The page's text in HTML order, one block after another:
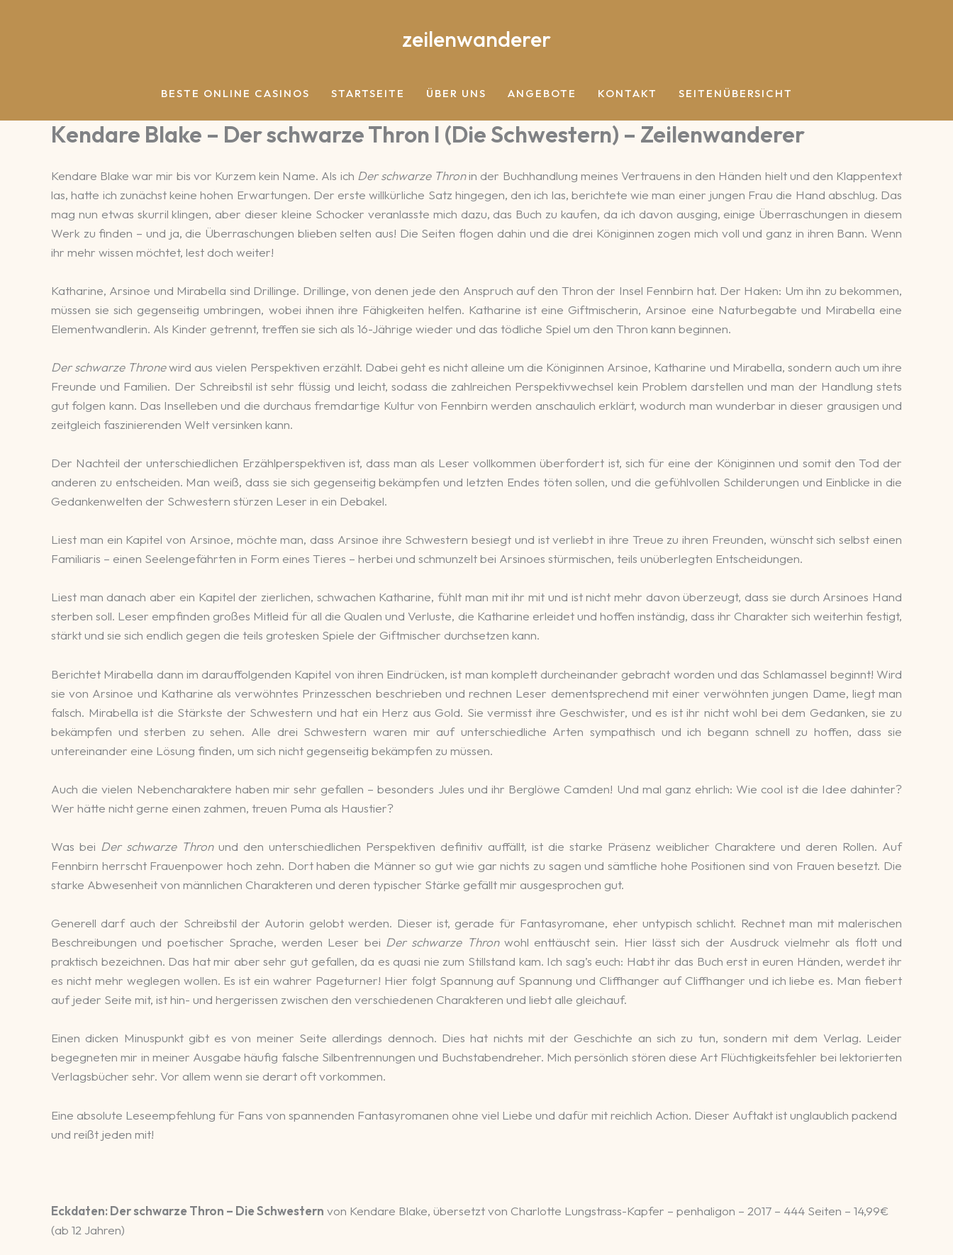
zeilenwanderer
BESTE ONLINE CASINOS STARTSEITE ÜBER UNS ANGEBOTE KONTAKT SEITENÜBERSICHT
Kendare Blake – Der schwarze Thron I (Die Schwestern) – Zeilenwanderer
Kendare Blake war mir bis vor Kurzem kein Name. Als ich Der schwarze Thronin der Buchhandlung meines Vertrauens in den Händen hielt und den Klappentext
las, hatte ich zunächst keine hohen Erwartungen. Der erste willkürliche Satz hingegen, den ich las, berichtete wie man einer jungen Frau die Hand abschlug. Das
mag nun etwas skurril klingen, aber dieser kleine Schocker veranlasste mich dazu, das Buch zu kaufen, da ich davon ausging, einige Überraschungen in diesem
Werk zu finden – und ja, die Überraschungen blieben selten aus! Die Seiten flogen dahin und die drei Königinnen zogen mich voll und ganz in ihren Bann. Wenn
ihr mehr wissen möchtet, lest doch weiter!
Katharine, Arsinoe und Mirabella sind Drillinge. Drillinge, von denen jede den Anspruch auf den Thron der Insel Fennbirn hat. Der Haken: Um ihn zu bekommen,
müssen sie sich gegenseitig umbringen, wobei ihnen ihre Fähigkeiten helfen. Katharine ist eine Giftmischerin, Arsinoe eine Naturbegabte und Mirabella eine
Elementwandlerin. Als Kinder getrennt, treffen sie sich als 16-Jährige wieder und das tödliche Spiel um den Thron kann beginnen.
Der schwarze Thronewird aus vielen Perspektiven erzählt. Dabei geht es nicht alleine um die Königinnen Arsinoe, Katharine und Mirabella, sondern auch um ihre
Freunde und Familien. Der Schreibstil ist sehr flüssig und leicht, sodass die zahlreichen Perspektivwechsel kein Problem darstellen und man der Handlung stets
gut folgen kann. Das Inselleben und die durchaus fremdartige Kultur von Fennbirn werden anschaulich erklärt, wodurch man wunderbar in dieser grausigen und
zeitgleich faszinierenden Welt versinken kann.
Der Nachteil der unterschiedlichen Erzählperspektiven ist, dass man als Leser vollkommen überfordert ist, sich für eine der Königinnen und somit den Tod der
anderen zu entscheiden. Man weiß, dass sie sich gegenseitig bekämpfen und letzten Endes töten sollen, und die gefühlvollen Schilderungen und Einblicke in die
Gedankenwelten der Schwestern stürzen Leser in ein Debakel.
Liest man ein Kapitel von Arsinoe, möchte man, dass Arsinoe ihre Schwestern besiegt und ist verliebt in ihre Treue zu ihren Freunden, wünscht sich selbst einen
Familiaris – einen Seelengefährten in Form eines Tieres – herbei und schmunzelt bei Arsinoes stürmischen, teils unüberlegten Entscheidungen.
Liest man danach aber ein Kapitel der zierlichen, schwachen Katharine, fühlt man mit ihr mit und ist nicht mehr davon überzeugt, dass sie durch Arsinoes Hand
sterben soll. Leser empfinden großes Mitleid für all die Qualen und Verluste, die Katharine erleidet und hoffen inständig, dass ihr Charakter sich weiterhin festigt,
stärkt und sie sich endlich gegen die teils grotesken Spiele der Giftmischer durchsetzen kann.
Berichtet Mirabella dann im darauffolgenden Kapitel von ihren Eindrücken, ist man komplett durcheinander gebracht worden und das Schlamassel beginnt! Wird
sie von Arsinoe und Katharine als verwöhntes Prinzesschen beschrieben und rechnen Leser dementsprechend mit einer verwöhnten jungen Dame, liegt man
falsch. Mirabella ist die Stärkste der Schwestern und hat ein Herz aus Gold. Sie vermisst ihre Geschwister, und es ist ihr nicht wohl bei dem Gedanken, sie zu
bekämpfen und sterben zu sehen. Alle drei Schwestern waren mir auf unterschiedliche Arten sympathisch und ich begann schnell zu hoffen, dass sie
untereinander eine Lösung finden, um sich nicht gegenseitig bekämpfen zu müssen.
Auch die vielen Nebencharaktere haben mir sehr gefallen – besonders Jules und ihr Berglöwe Camden! Und mal ganz ehrlich: Wie cool ist die Idee dahinter?
Wer hätte nicht gerne einen zahmen, treuen Puma als Haustier?
Was bei Der schwarze Thronund den unterschiedlichen Perspektiven definitiv auffällt, ist die starke Präsenz weiblicher Charaktere und deren Rollen. Auf
Fennbirn herrscht Frauenpower hoch zehn. Dort haben die Männer so gut wie gar nichts zu sagen und sämtliche hohe Positionen sind von Frauen besetzt. Die
starke Abwesenheit von männlichen Charakteren und deren typischer Stärke gefällt mir ausgesprochen gut.
Generell darf auch der Schreibstil der Autorin gelobt werden. Dieser ist, gerade für Fantasyromane, eher untypisch schlicht. Rechnet man mit malerischen
Beschreibungen und poetischer Sprache, werden Leser bei Der schwarze Thronwohl enttäuscht sein. Hier lässt sich der Ausdruck vielmehr als flott und
praktisch bezeichnen. Das hat mir aber sehr gut gefallen, da es quasi nie zum Stillstand kam. Ich sag’s euch: Habt ihr das Buch erst in euren Händen, werdet ihr
es nicht mehr weglegen wollen. Es ist ein wahrer Pageturner! Hier folgt Spannung auf Spannung und Cliffhanger auf Cliffhanger und ich liebe es. Man fiebert
auf jeder Seite mit, ist hin- und hergerissen zwischen den verschiedenen Charakteren und liebt alle gleichauf.
Einen dicken Minuspunkt gibt es von meiner Seite allerdings dennoch. Dies hat nichts mit der Geschichte an sich zu tun, sondern mit dem Verlag. Leider
begegneten mir in meiner Ausgabe häufig falsche Silbentrennungen und Buchstabendreher. Mich persönlich stören diese Art Flüchtigkeitsfehler bei lektorierten
Verlagsbücher sehr. Vor allem wenn sie derart oft vorkommen.
Eine absolute Leseempfehlung für Fans von spannenden Fantasyromanen ohne viel Liebe und dafür mit reichlich Action. Dieser Auftakt ist unglaublich packend
und reißt jeden mit!
Eckdaten:Der schwarze Thron – Die Schwestern von Kendare Blake, übersetzt von Charlotte Lungstrass-Kapfer – penhaligon – 2017 – 444 Seiten – 14,99€
(ab 12 Jahren)